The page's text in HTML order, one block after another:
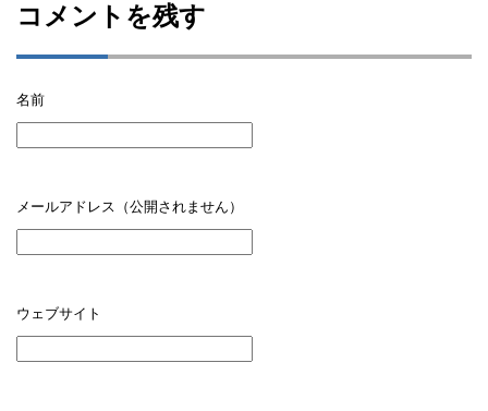
コメントを残す
名前
メールアドレス（公開されません）
ウェブサイト